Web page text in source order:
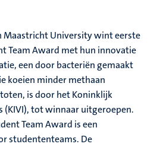
Maastricht University wint eerste
Team Award met hun innovatie
een door bacteriën gemaakt
koeien minder methaan
is door het Koninklijk
(KIVI), tot winnaar uitgeroepen.
Team Award is een
studententeams. De